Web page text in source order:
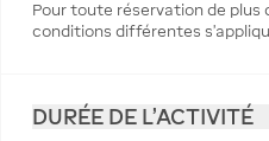
Pour toute réservation de plus
conditions différentes
DURÉE DE L'ACTIVITÉ